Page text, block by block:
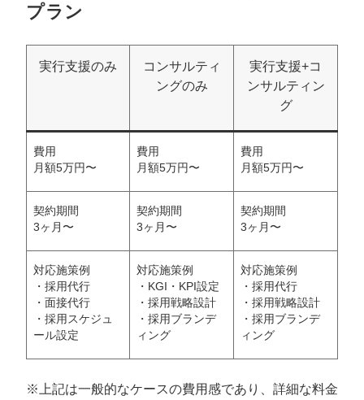
プラン
実行支援のみ
コンサルティ
ングのみ
実行支援+コ
ンサルティン
グ
費用
月額5万円〜
費用
月額5万円〜
費用
月額5万円〜
契約期間
3ヶ月〜
契約期間
3ヶ月〜
契約期間
3ヶ月〜
対応施策例
・採用代行
・面接代行
・採用スケジュ
ール設定
対応施策例
・KGI・KPI設定
・採用戦略設計
・採用ブランデ
ィング
対応施策例
・採用代行
・採用戦略設計
・採用ブランデ
ィング
※上記は一般的なケースの費用感であり、詳細な料金